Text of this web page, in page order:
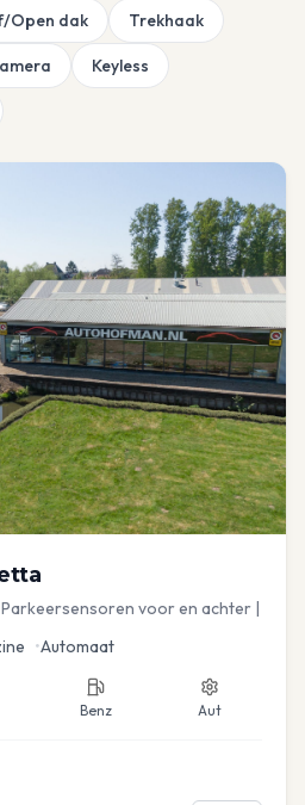
Open dak Trekhaak
Keyless
Parkeersensoren voor en achter |
•Automaat
Benz Aut